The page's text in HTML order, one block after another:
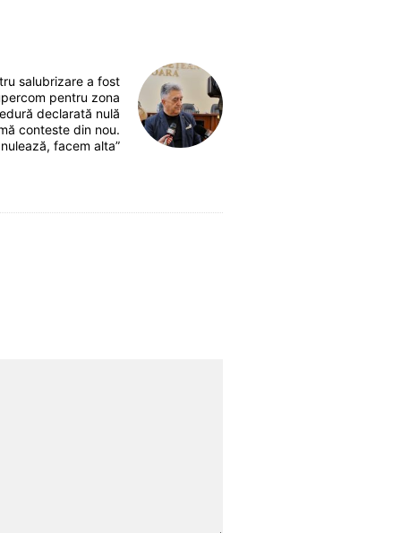
salubrizare a fost
pentru zona
declarată nulă
conteste din nou.
facem alta”